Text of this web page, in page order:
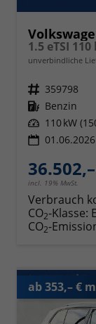
unverbindliche
Fahrzeugnr. 359798
Kraftstoff Benzin
Leistung 110 kW
01.06.2026
incl. 19% MwSt.
Verbrauch
CO2-Klasse: E
CO2-
ab 353,– €